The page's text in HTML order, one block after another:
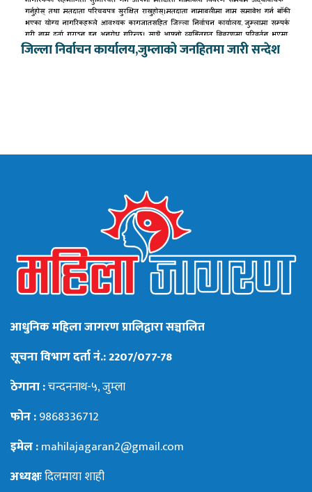
जिल्ला निर्वाचन कार्यालय,जुम्लाको जनहितमा जारी सन्देश
आधुनिक महिला जागरण प्रालिद्वारा सञ्चालित
सूचना विभाग दर्ता नं.: 2207/077-78
ठेगाना :चन्दननाथ-५, जुम्ला
फोन :9868336712
इमेल :mahilajagaran2@gmail.com
अध्यक्षःदिलमाया शाही